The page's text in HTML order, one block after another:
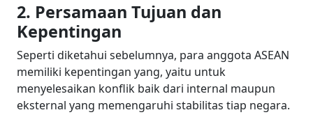
2. Persamaan Tujuan dan
Kepentingan
Seperti diketahui sebelumnya, para anggota ASEAN
memiliki kepentingan yang, yaitu untuk
menyelesaikan konflik baik dari internal maupun
eksternal yang memengaruhi stabilitas tiap negara.